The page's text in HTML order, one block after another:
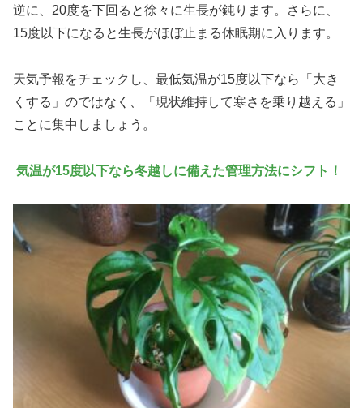
逆に、20度を下回ると徐々に生長が鈍ります。さらに、
15度以下になると生長がほぼ止まる休眠期に入ります。
天気予報をチェックし、最低気温が15度以下なら「大き
くする」のではなく、「現状維持して寒さを乗り越える」
ことに集中しましょう。
気温が15度以下なら冬越しに備えた管理方法にシフト！